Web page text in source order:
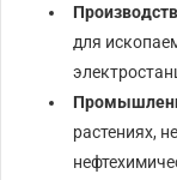
для
растениях,